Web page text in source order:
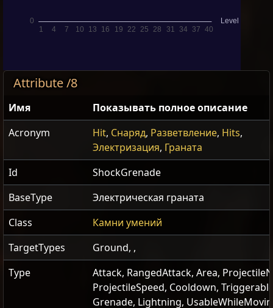
Attribute /8
Имя
Показывать полное описание
Acronym
Hit, Снаряд, Разветвление, Hits,
Электризация, Граната
Id
ShockGrenade
BaseType
Электрическая граната
Class
Камни умений
TargetTypes
Ground, ,
Type
Attack, RangedAttack, Area,
ProjectileSpeed, Cooldown,
Grenade, Lightning,